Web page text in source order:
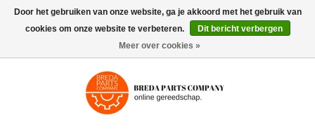
0artikelen
Door het gebruiken van onze website, ga je akkoord met het gebruik van
cookies om onze website te verbeteren.
Dit bericht verbergen
Meer over cookies »